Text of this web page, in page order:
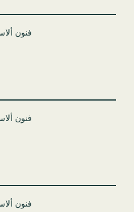
فنون
فنون
فنون